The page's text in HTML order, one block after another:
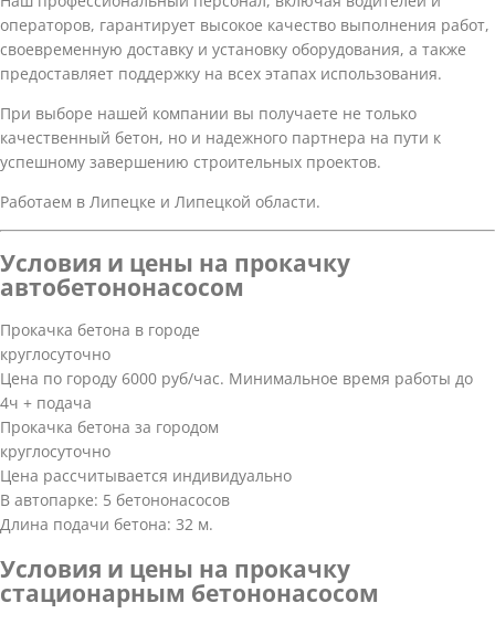
операторов, гарантирует высокое качество выполнения работ,
своевременную доставку и установку оборудования, а также
предоставляет поддержку на всех этапах использования.
При выборе нашей компании вы получаете не только
качественный бетон, но и надежного партнера на пути к
успешному завершению строительных проектов.
Работаем в Липецке и Липецкой области.
Условия и цены на прокачку
автобетононасосом
Прокачка бетона в городе
круглосуточно
Цена по городу 6000 руб/час. Минимальное время работы до
4ч + подача
Прокачка бетона за городом
круглосуточно
Цена рассчитывается индивидуально
В автопарке: 5 бетононасосов
Длина подачи бетона: 32 м.
Условия и цены на прокачку
стационарным бетононасосом